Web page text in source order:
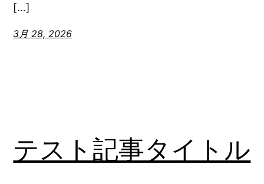
[…]
3月 28, 2026
テスト記事タイトル